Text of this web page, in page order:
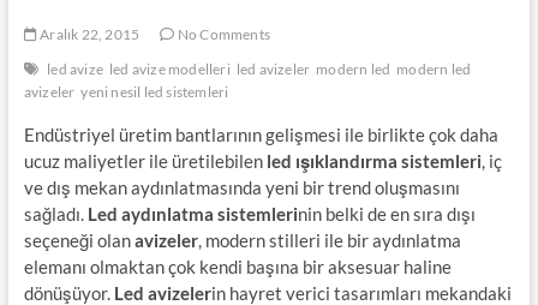
Aralık 22, 2015
No Comments
led avize led avize modelleri led avizeler modern led modern led
avizeler yeni nesil led sistemleri
Endüstriyel üretim bantlarının gelişmesi ile birlikte çok daha
ucuz maliyetler ile üretilebilen led ışıklandırma sistemleri , iç
ve dış mekan aydınlatmasında yeni bir trend oluşmasını
sağladı. Led aydınlatma sistemlerinin belki de en sıra dışı
seçeneği olanavizeler, modern stilleri ile bir aydınlatma
elemanı olmaktan çok kendi başına bir aksesuar haline
dönüşüyor. Led avizelerin hayret verici tasarımları mekandaki